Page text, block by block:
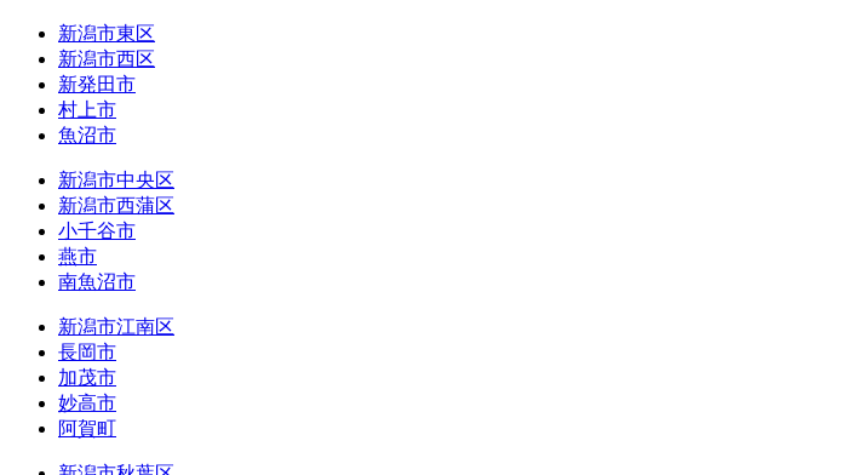
新潟市東区
新潟市西区
新発田市
村上市
魚沼市
新潟市中央区
新潟市西蒲区
小千谷市
燕市
南魚沼市
新潟市江南区
長岡市
加茂市
妙高市
阿賀町